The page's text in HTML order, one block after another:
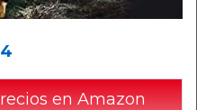
en Amazon